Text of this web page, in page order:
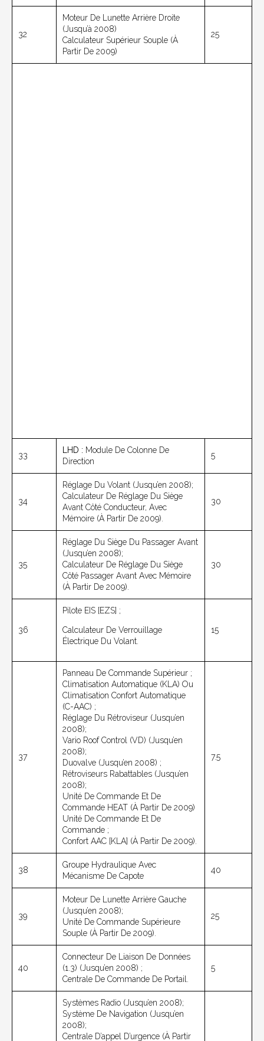
32
Moteur De Lunette Arrière Droite
(jusqu’à 2008)
Calculateur Supérieur Souple (à
Partir De 2009)
25
33
LHD : Module De Colonne De
Direction
5
34
Réglage Du Volant (jusqu’en 2008);
Calculateur De Réglage Du Siège
Avant Côté Conducteur, Avec
Mémoire (à Partir De 2009).
30
35
Réglage Du Siège Du Passager Avant
(jusqu’en 2008);
Calculateur De Réglage Du Siège
Côté Passager Avant Avec Mémoire
(à Partir De 2009).
30
36
Pilote EIS [EZS] ;
Calculateur De Verrouillage
Électrique Du Volant.
15
37
Panneau De Commande Supérieur ;
Climatisation Automatique (KLA) Ou
Climatisation Confort Automatique
(C-AAC) ;
Réglage Du Rétroviseur (jusqu’en
2008);
Vario Roof Control (VD) (jusqu’en
2008);
Duovalve (jusqu’en 2008) ;
Rétroviseurs Rabattables (jusqu’en
2008);
Unité De Commande Et De
Commande HEAT (à Partir De 2009)
Unité De Commande Et De
Commande ;
Confort AAC [KLA] (à Partir De 2009).
7.5
38
Groupe Hydraulique Avec
Mécanisme De Capote
40
39
Moteur De Lunette Arrière Gauche
(jusqu’en 2008);
Unité De Commande Supérieure
Souple (à Partir De 2009).
25
40
Connecteur De Liaison De Données
(1.3) (jusqu’en 2008) ;
Centrale De Commande De Portail.
5
Systèmes Radio (jusqu’en 2008);
Système De Navigation (jusqu’en
2008);
Centrale D’appel D’urgence (à Partir